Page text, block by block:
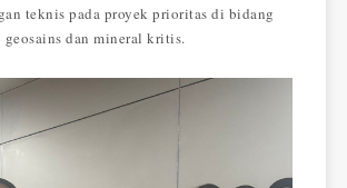
teknis pada proyek prioritas di bidang
geosains dan mineral kritis.